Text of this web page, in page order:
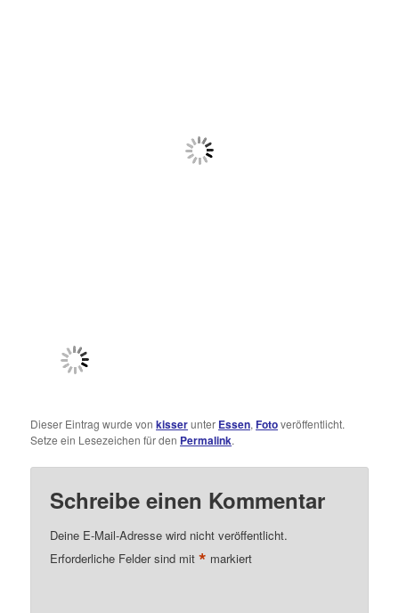
Dieser Eintrag wurde vonkisserunter Essen,Fotoveröffentlicht.
Setze ein Lesezeichen für den Permalink.
Schreibe einen Kommentar
Deine E-Mail-Adresse wird nicht veröffentlicht.
Erforderliche Felder sind mit* markiert